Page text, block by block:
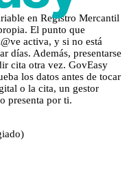
en Registro Mercantil
El punto que
activa, y si no está
días. Además, presentarse
cita otra vez. GovEasy
los datos antes de tocar
o la cita, un gestor
presenta por ti.